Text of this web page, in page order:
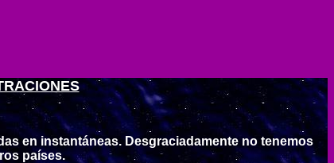
en instantáneas. Desgraciadamente no tenemos
países.